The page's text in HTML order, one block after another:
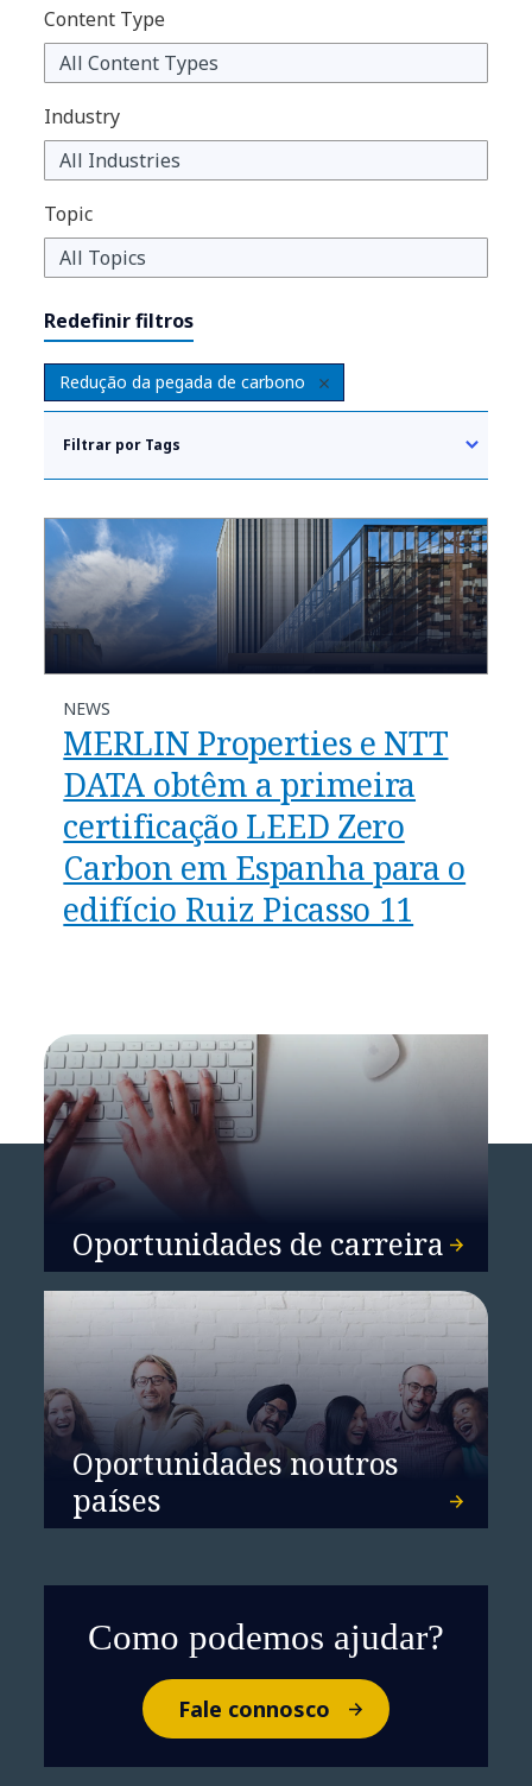
Content Type
Industry
Topic
Redefinir filtros
Redução da pegada de carbono
Filtrar por Tags
NEWS
MERLIN Properties e NTT
DATA obtêm a primeira
certificação LEED Zero
Carbon em Espanha para o
edifício Ruiz Picasso 11
Oportunidades de carreira
Oportunidades noutros
países
Como podemos ajudar?
Fale connosco